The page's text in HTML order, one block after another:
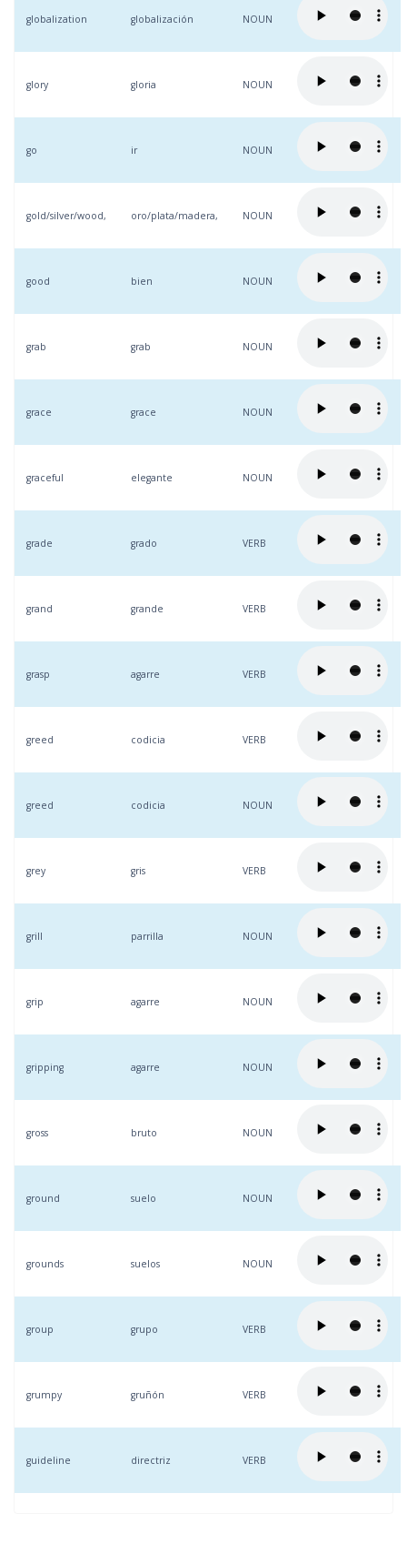
globalization globalización NOUN
glory gloria NOUN
go ir NOUN
gold/silver/wood, oro/plata/madera, NOUN
good bien NOUN
grab grab NOUN
grace grace NOUN
graceful elegante NOUN
grade grado VERB
grand grande VERB
grasp agarre VERB
greed codicia VERB
greed codicia NOUN
grey gris VERB
grill parrilla NOUN
grip agarre NOUN
gripping agarre NOUN
gross bruto NOUN
ground suelo NOUN
grounds suelos NOUN
group grupo VERB
grumpy gruñón VERB
guideline directriz VERB